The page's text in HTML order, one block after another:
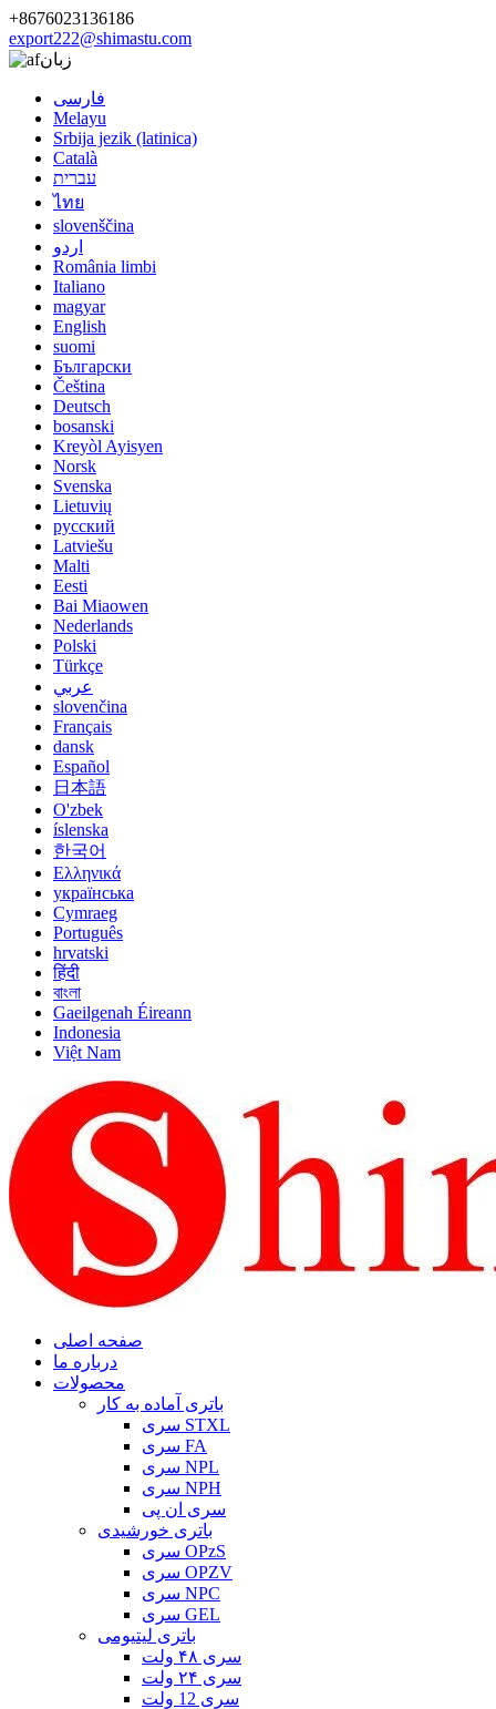
+8676023136186
export222@shimastu.com
زبان
فارسی
Melayu
Srbija jezik (latinica)
Català
עברית
ไทย
slovenščina
اردو
România limbi
Italiano
magyar
English
suomi
Български
Čeština
Deutsch
bosanski
Kreyòl Ayisyen
Norsk
Svenska
Lietuvių
русский
Latviešu
Malti
Eesti
Bai Miaowen
Nederlands
Polski
Türkçe
عربي
slovenčina
Français
dansk
Español
日本語
O'zbek
íslenska
한국어
Ελληνικά
українська
Cymraeg
Português
hrvatski
हिंदी
বাংলা
Gaeilgenah Éireann
Indonesia
Việt Nam
صفحه اصلی
درباره ما
محصولات
باتری آماده به کار
سری STXL
سری FA
سری NPL
سری NPH
سری ان پی
باتری خورشیدی
سری OPzS
سری OPZV
سری NPC
سری GEL
باتری لیتیومی
سری ۴۸ ولت
سری ۲۴ ولت
سری 12 ولت